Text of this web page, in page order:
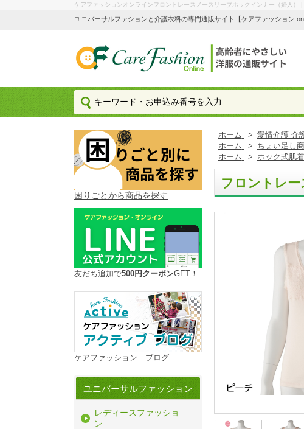
ケアファッションオンラインフロントレースノースリーブホックインナー（婦人）
ユニバーサルファションと介護衣料の専門通販サイト【ケアファッション
困りごとから商品を探す
友だち追加で500円クーポンGET！
ケアファッション ブログ
ユニバーサルファッション
レディースファッショ
ン
ホーム > 愛情介護 介
ホーム
> ちょい足し
ホーム
> ホック式肌着
フロントレー